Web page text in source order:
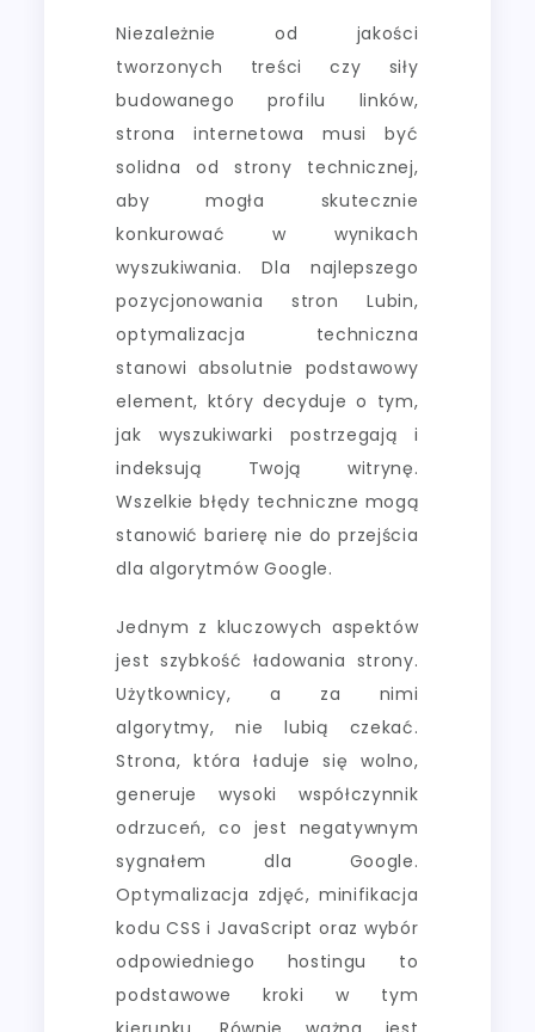
Niezależnie od jakości
tworzonych treści czy siły
budowanego profilu linków,
strona internetowa musi być
solidna od strony technicznej,
aby mogła skutecznie
konkurować w wynikach
wyszukiwania. Dla najlepszego
pozycjonowania stron Lubin,
optymalizacja techniczna
stanowi absolutnie podstawowy
element, który decyduje o tym,
jak wyszukiwarki postrzegają i
indeksują Twoją witrynę.
Wszelkie błędy techniczne mogą
stanowić barierę nie do przejścia
dla algorytmów Google.
Jednym z kluczowych aspektów
jest szybkość ładowania strony.
Użytkownicy, a za nimi
algorytmy, nie lubią czekać.
Strona, która ładuje się wolno,
generuje wysoki współczynnik
odrzuceń, co jest negatywnym
sygnałem dla Google.
Optymalizacja zdjęć, minifikacja
kodu CSS i JavaScript oraz wybór
odpowiedniego hostingu to
podstawowe kroki w tym